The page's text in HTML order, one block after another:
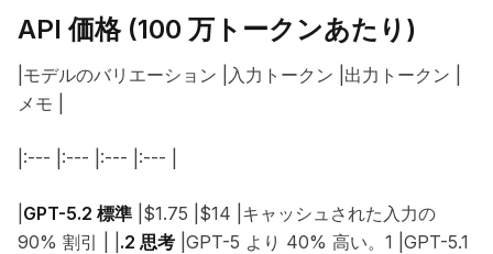
API 価格 (100 万トークンあたり)
|モデルのバリエーション |入力トークン |出力トークン |
メモ |
|:--- |:--- |:--- |:--- |
GPT-5.2 標準 |$1.75 |$14 |キャッシュされた入力の
90% 割引 | | .2 思考 |GPT-5 より 40% 高い。1 |GPT-5.1